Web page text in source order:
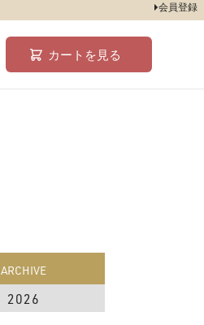
会員登録
カートを見る
ARCHIVE
2026